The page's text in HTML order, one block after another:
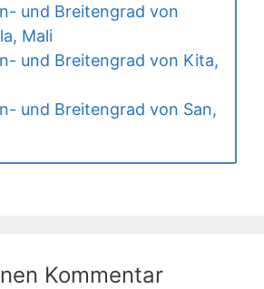
und Breitengrad von
Mali
und Breitengrad von Kita,
und Breitengrad von San,
Kommentar